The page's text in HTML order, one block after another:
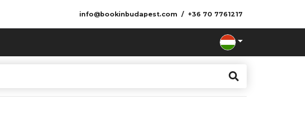
info@bookinbudapest.com +36 70 7761217